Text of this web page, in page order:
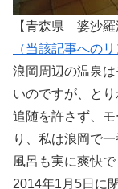
【青森県 婆沙羅
（当該記事へのリ
浪岡周辺の温泉
いのですが、と
追随を許さず、
り、私は浪岡で
風呂も実に爽快
2014年1月5日に